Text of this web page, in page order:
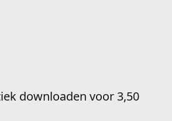
downloaden voor 3,50